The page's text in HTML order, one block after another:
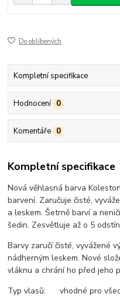
Do oblíbených
Kompletní specifikace
Hodnocení 0
Komentáře 0
Kompletní specifikace
Nová věhlasná barva
barvení. Zaručuje čisté,
a leskem. Šetrně barví a
šedin. Zesvětluje až o 5
Barvy zaručí čisté, vyvážené
nádherným leskem. Nové
vláknu a chrání ho před jeho
Typ vlasů: vhodné pro